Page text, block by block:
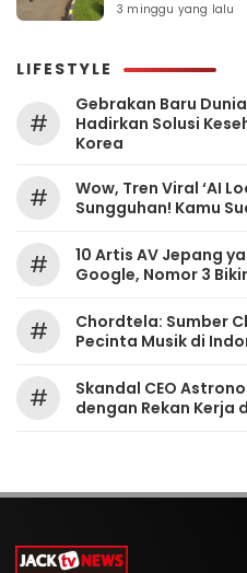
3 minggu yang lalu
LIFESTYLE
#
Gebrakan Baru
Hadirkan Solusi
Korea
#
Wow, Tren Viral ‘AI
Sungguhan! Kamu
#
10 Artis AV Jepang
Google, Nomor 3
#
Chordtela: Sumber
Pecinta Musik di
#
Skandal CEO
dengan Rekan Kerja